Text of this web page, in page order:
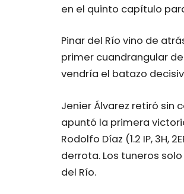
en el quinto capítulo
Pinar del Río vino de
primer cuandrangular
vendría el batazo
Jenier Álvarez retiró sin
apuntó la primera
Rodolfo Díaz (1.2 IP, 3H,
derrota. Los tuneros
del Río.